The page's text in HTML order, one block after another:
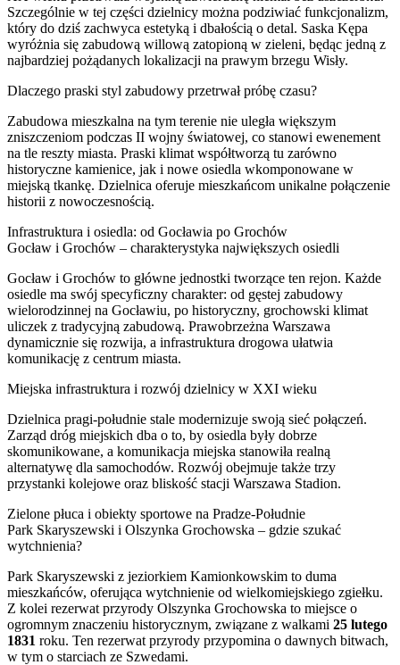
Szczególnie w tej części dzielnicy można podziwiać funkcjonalizm,
który do dziś zachwyca estetyką i dbałością o detal. Saska Kępa
wyróżnia się zabudową willową zatopioną w zieleni, będąc jedną z
najbardziej pożądanych lokalizacji na prawym brzegu Wisły.
Dlaczego praski styl zabudowy przetrwał próbę czasu?
Zabudowa mieszkalna na tym terenie nie uległa większym
zniszczeniom podczas II wojny światowej, co stanowi ewenement
na tle reszty miasta. Praski klimat współtworzą tu zarówno
historyczne kamienice, jak i nowe osiedla wkomponowane w
miejską tkankę. Dzielnica oferuje mieszkańcom unikalne połączenie
historii z nowoczesnością.
Infrastruktura i osiedla: od Gocławia po Grochów
Gocław i Grochów – charakterystyka największych osiedli
Gocław i Grochów to główne jednostki tworzące ten rejon. Każde
osiedle ma swój specyficzny charakter: od gęstej zabudowy
wielorodzinnej na Gocławiu, po historyczny, grochowski klimat
uliczek z tradycyjną zabudową. Prawobrzeżna Warszawa
dynamicznie się rozwija, a infrastruktura drogowa ułatwia
komunikację z centrum miasta.
Miejska infrastruktura i rozwój dzielnicy w XXI wieku
Dzielnica pragi-południe stale modernizuje swoją sieć połączeń.
Zarząd dróg miejskich dba o to, by osiedla były dobrze
skomunikowane, a komunikacja miejska stanowiła realną
alternatywę dla samochodów. Rozwój obejmuje także trzy
przystanki kolejowe oraz bliskość stacji Warszawa Stadion.
Zielone płuca i obiekty sportowe na Pradze-Południe
Park Skaryszewski i Olszynka Grochowska – gdzie szukać
wytchnienia?
Park Skaryszewski z jeziorkiem Kamionkowskim to duma
mieszkańców, oferująca wytchnienie od wielkomiejskiego zgiełku.
Z kolei rezerwat przyrody Olszynka Grochowska to miejsce o
ogromnym znaczeniu historycznym, związane z walkami 25 lutego
1831 roku. Ten rezerwat przyrody przypomina o dawnych bitwach,
w tym o starciach ze Szwedami.